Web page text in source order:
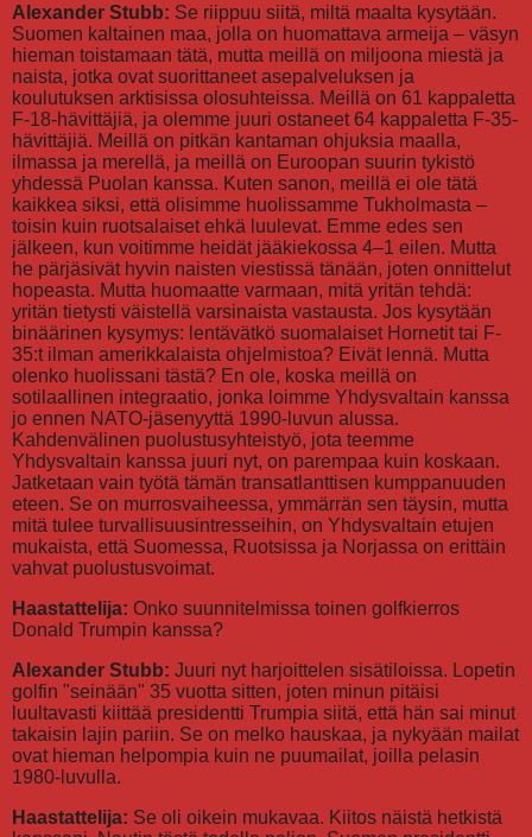
Alexander Stubb: Se riippuu siitä, miltä maalta kysytään.
Suomen kaltainen maa, jolla on huomattava armeija – väsyn
hieman toistamaan tätä, mutta meillä on miljoona miestä ja
naista, jotka ovat suorittaneet asepalveluksen ja
koulutuksen arktisissa olosuhteissa. Meillä on 61 kappaletta
F-18-hävittäjiä, ja olemme juuri ostaneet 64 kappaletta F-35-
hävittäjiä. Meillä on pitkän kantaman ohjuksia maalla,
ilmassa ja merellä, ja meillä on Euroopan suurin tykistö
yhdessä Puolan kanssa. Kuten sanon, meillä ei ole tätä
kaikkea siksi, että olisimme huolissamme Tukholmasta –
toisin kuin ruotsalaiset ehkä luulevat. Emme edes sen
jälkeen, kun voitimme heidät jääkiekossa 4–1 eilen. Mutta
he pärjäsivät hyvin naisten viestissä tänään, joten onnittelut
hopeasta. Mutta huomaatte varmaan, mitä yritän tehdä:
yritän tietysti väistellä varsinaista vastausta. Jos kysytään
binäärinen kysymys: lentävätkö suomalaiset Hornetit tai F-
35:t ilman amerikkalaista ohjelmistoa? Eivät lennä. Mutta
olenko huolissani tästä? En ole, koska meillä on
sotilaallinen integraatio, jonka loimme Yhdysvaltain kanssa
jo ennen NATO-jäsenyyttä 1990-luvun alussa.
Kahdenvälinen puolustusyhteistyö, jota teemme
Yhdysvaltain kanssa juuri nyt, on parempaa kuin koskaan.
Jatketaan vain työtä tämän transatlanttisen kumppanuuden
eteen. Se on murrosvaiheessa, ymmärrän sen täysin, mutta
mitä tulee turvallisuusintresseihin, on Yhdysvaltain etujen
mukaista, että Suomessa, Ruotsissa ja Norjassa on erittäin
vahvat puolustusvoimat.
Haastattelija: Onko suunnitelmissa toinen golfkierros
Donald Trumpin kanssa?
Alexander Stubb: Juuri nyt harjoittelen sisätiloissa. Lopetin
golfin "seinään" 35 vuotta sitten, joten minun pitäisi
luultavasti kiittää presidentti Trumpia siitä, että hän sai minut
takaisin lajin pariin. Se on melko hauskaa, ja nykyään mailat
ovat hieman helpompia kuin ne puumailat, joilla pelasin
1980-luvulla.
Haastattelija: Se oli oikein mukavaa. Kiitos näistä hetkistä